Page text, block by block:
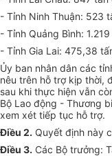
- Tỉnh Ninh Thuận: 523
- Tỉnh Quảng Bình:
- Tỉnh Gia Lai: 475,38
Ủy ban nhân dân các
nêu trên hỗ trợ kịp thời,
sau khi thực hiện vẫn
Bộ Lao động - Thương
xem xét tiếp tục hỗ trợ.
Điều 2. Quyết định này
Điều 3. Các Bộ trưởng: